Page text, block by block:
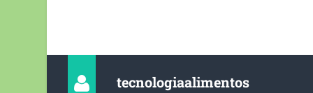
tecnologiaalimentos